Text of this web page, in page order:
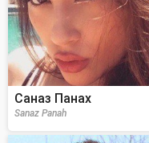
Саназ Панах
Sanaz Panah